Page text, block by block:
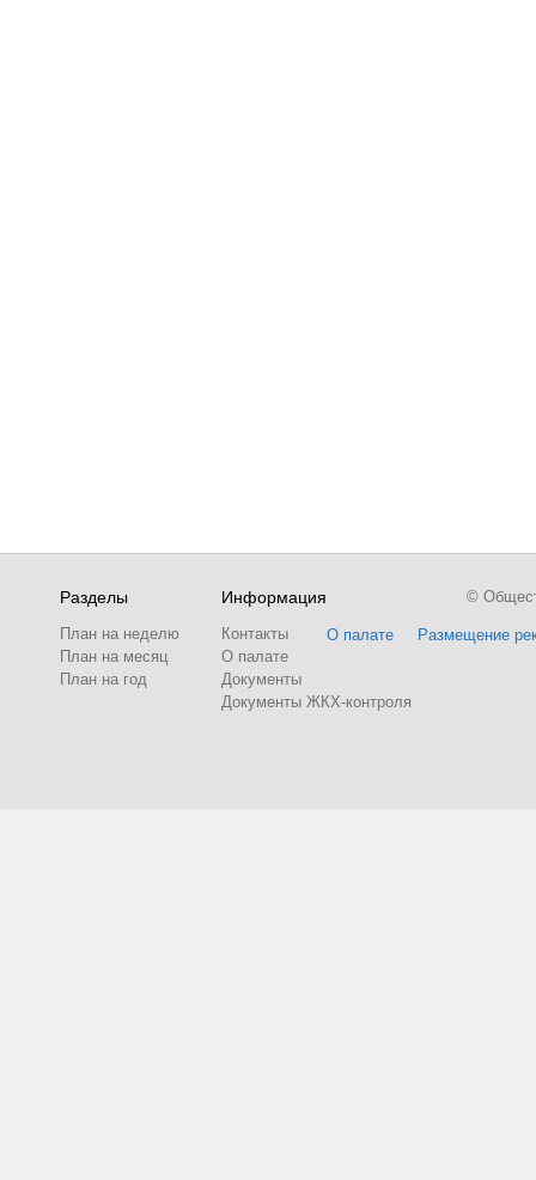
Разделы
План на неделю
План на месяц
План на год
Информация
Контакты
О палате
Документы
Документы ЖКХ-контроля
О палате Размещение
©